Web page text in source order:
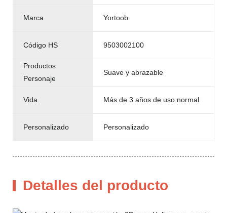
Marca Yortoob
Código HS 9503002100
Productos
Personaje
Suave y abrazable
Vida Más de 3 años de uso normal
Personalizado Personalizado
Detalles del producto